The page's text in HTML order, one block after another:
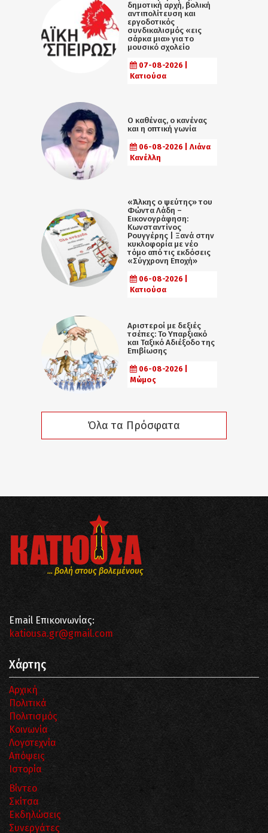
δημοτική αρχή, βολική
αντιπολίτευση και
εργοδοτικός
συνδικαλισμός «εις
σάρκα μια» για το
μουσικό σχολείο
07-08-2026 |
Κατιούσα
Ο καθένας, ο κανένας
και η οπτική γωνία
06-08-2026 | Λιάνα
Κανέλλη
«Άλκης ο ψεύτης» του
Φώντα Λάδη –
Εικονογράφηση:
Κωνσταντίνος
Ρουγγέρης | Ξανά στην
κυκλοφορία με νέο
τόμο από τις εκδόσεις
«Σύγχρονη Εποχή»
06-08-2026 |
Κατιούσα
Αριστεροί με δεξιές
τσέπες: Το Υπαρξιακό
και Ταξικό Αδιέξοδο της
Επιβίωσης
06-08-2026 |
Μώμος
Όλα τα Πρόσφατα
... βολή στους βολεμένους
Email Επικοινωνίας:
katiousa.gr@gmail.com
Χάρτης
Αρχική
Πολιτικά
Πολιτισμός
Κοινωνία
Λογοτεχνία
Απόψεις
Ιστορία
Βίντεο
Σκίτσα
Εκδηλώσεις
Συνεργάτες